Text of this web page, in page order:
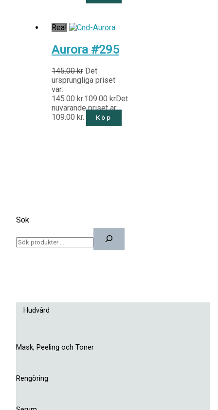
Sök
Hudvård
Mask, Peeling och Toner
Rengöring
Rea!
Aurora #295
145.00kr Det
ursprungliga priset
var:
145.00 kr.109.00 krDet
nuvarande priset är:
109.00 kr.
Köp